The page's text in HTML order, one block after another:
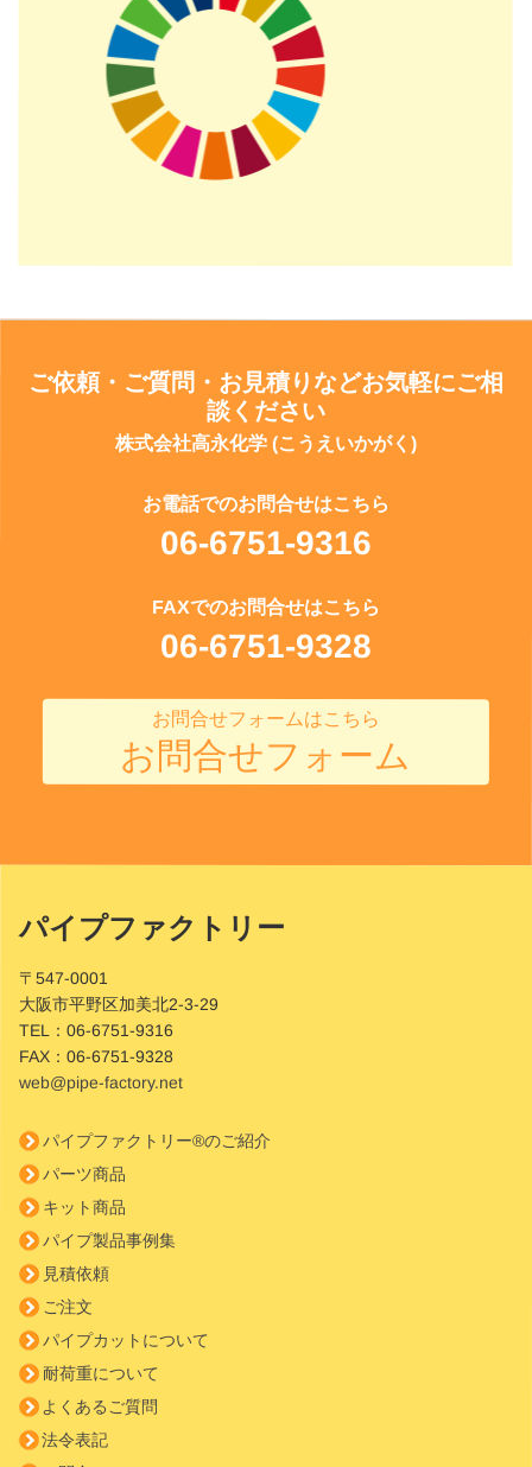
ご依頼・ご質問・お見積りなどお気軽にご相
談ください
株式会社高永化学 (こうえいかがく)
お電話でのお問合せはこちら
06-6751-9316
FAXでのお問合せはこちら
06-6751-9328
お問合せフォームはこちら
お問合せフォーム
Site
Footer
パイプファクトリー
〒547-0001
大阪市平野区加美北2-3-29
TEL：06-6751-9316
FAX：06-6751-9328
web@pipe-factory.net
パイプファクトリー®のご紹介
パーツ商品
キット商品
パイプ製品事例集
見積依頼
ご注文
パイプカットについて
耐荷重について
よくあるご質問
法令表記